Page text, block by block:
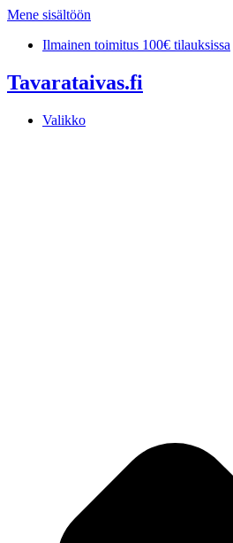
Mene sisältöön
Ilmainen toimitus 100€ tilauksissa
Tavarataivas.fi
Valikko